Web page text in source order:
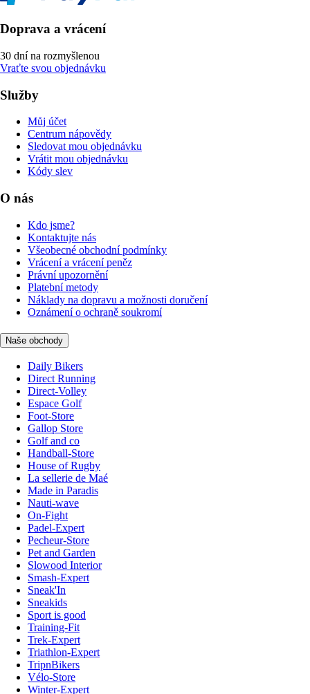
Doprava a vrácení
30 dní na rozmyšlenou
Vraťte svou objednávku
Služby
Můj účet
Centrum nápovědy
Sledovat mou objednávku
Vrátit mou objednávku
Kódy slev
O nás
Kdo jsme?
Kontaktujte nás
Všeobecné obchodní podmínky
Vrácení a vrácení peněz
Právní upozornění
Platební metody
Náklady na dopravu a možnosti doručení
Oznámení o ochraně soukromí
Naše obchody
Daily Bikers
Direct Running
Direct-Volley
Espace Golf
Foot-Store
Gallop Store
Golf and co
Handball-Store
House of Rugby
La sellerie de Maé
Made in Paradis
Nauti-wave
On-Fight
Padel-Expert
Pecheur-Store
Pet and Garden
Slowood Interior
Smash-Expert
Sneak'In
Sneakids
Sport is good
Training-Fit
Trek-Expert
Triathlon-Expert
TripnBikers
Vélo-Store
Winter-Expert